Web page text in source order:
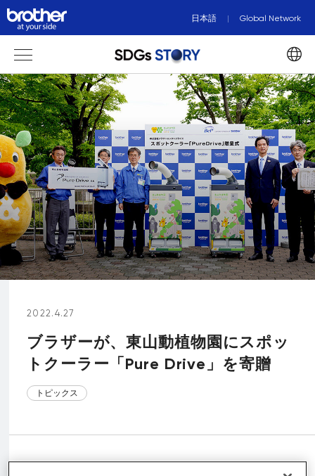
日本語 Global Network
2022.4.27
ブラザーが、東山動植物園にスポッ
トクーラー「Pure Drive」を寄贈
トピックス